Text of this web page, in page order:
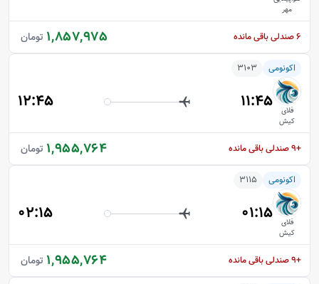
مهر
1,857,975 تومان 6صندلی باقی مانده
اکونومی 3103
فلای
کیش
11:45
12:45
1,955,764 تومان +9 صندلی باقی مانده
اکونومی 3115
فلای
کیش
01:15
02:15
1,955,764 تومان +9 صندلی باقی مانده